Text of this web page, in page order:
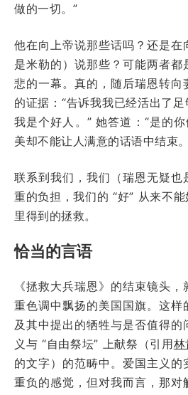
做的一切。”
他在向上帝说那些话吗？还是在
是米勒的）说那些？可能两者
悲的一幕。真的，随后瑞恩转向
的证据：“告诉我我已经活出了足
我是个好人。” 她答道：“是的
美却不能让人满意的话语中结束。
联系到我们，我们（瑞恩无疑也
重的负担，我们的 “好” 从来不
里得到的拯救。
恰当的言语
《拯救大兵瑞恩》的结束镜头
重色调中飘扬的美国国旗。这样
及其中提出的牺牲与是否值得的
义与 “自由祭坛” 上献祭（引用
的文字）的范畴中。爱国主义的
重负的感觉，但对我而言，那对